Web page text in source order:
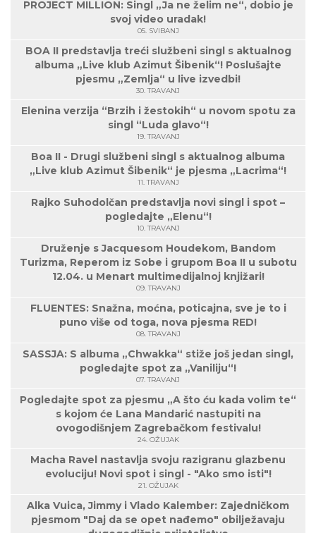
PROJECT MILLION: Singl „Ja ne želim ne“, dobio je
svoj video uradak!
05. SVIBANJ
BOA II predstavlja treći službeni singl s aktualnog
albuma „Live klub Azimut Šibenik“! Poslušajte
pjesmu „Zemlja“ u live izvedbi!
30. TRAVANJ
Elenina verzija “Brzih i žestokih“ u novom spotu za
singl “Luda glavo“!
19. TRAVANJ
Boa II - Drugi službeni singl s aktualnog albuma
„Live klub Azimut Šibenik“ je pjesma „Lacrima“!
11. TRAVANJ
Rajko Suhodolčan predstavlja novi singl i spot –
pogledajte „Elenu“!
10. TRAVANJ
Druženje s Jacquesom Houdekom, Bandom
Turizma, Reperom iz Sobe i grupom Boa II u subotu
12.04. u Menart multimedijalnoj knjižari!
09. TRAVANJ
FLUENTES: Snažna, moćna, poticajna, sve je to i
puno više od toga, nova pjesma RED!
08. TRAVANJ
SASSJA: S albuma „Chwakka“ stiže još jedan singl,
pogledajte spot za „Vaniliju“!
07. TRAVANJ
Pogledajte spot za pjesmu „A što ću kada volim te“
s kojom će Lana Mandarić nastupiti na
ovogodišnjem Zagrebačkom festivalu!
24. OŽUJAK
Macha Ravel nastavlja svoju razigranu glazbenu
evoluciju! Novi spot i singl - "Ako smo isti"!
21. OŽUJAK
Alka Vuica, Jimmy i Vlado Kalember: Zajedničkom
pjesmom "Daj da se opet nađemo" obilježavaju